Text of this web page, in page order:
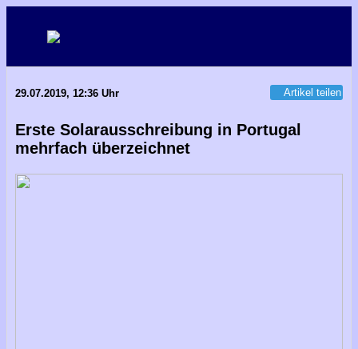
29.07.2019, 12:36 Uhr Artikel teilen
Erste Solarausschreibung in Portugal
mehrfach überzeichnet